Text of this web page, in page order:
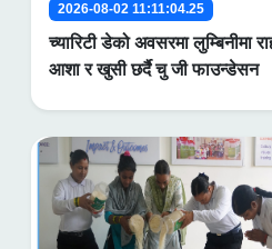
2026-08-02 11:11:04.25
च्यारिटी डेको अवसरमा लुम्बिनीमा
आशा र खुसी छर्दै चु जी फाउन्डेसन